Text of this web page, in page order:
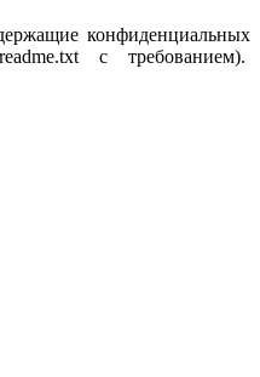
конфиденциальных
с требованием).